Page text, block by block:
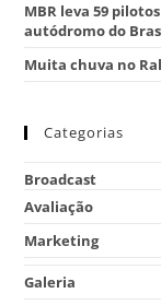
MBR leva 59
autódromo do
Muita chuva no
Categorias
Broadcast
Avaliação
Marketing
Galeria